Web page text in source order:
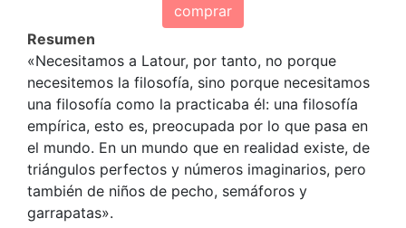
comprar
Resumen
«Necesitamos a Latour, por tanto, no porque
necesitemos la filosofía, sino porque necesitamos
una filosofía como la practicaba él: una filosofía
empírica, esto es, preocupada por lo que pasa en
el mundo. En un mundo que en realidad existe, de
triángulos perfectos y números imaginarios, pero
también de niños de pecho, semáforos y
garrapatas».